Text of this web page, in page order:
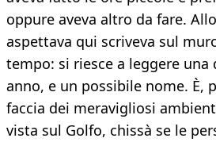
oppure aveva altro da fare.
aspettava qui scriveva sul
tempo: si riesce a leggere una
anno, e un possibile nome. È,
faccia dei meravigliosi
vista sul Golfo, chissà se le